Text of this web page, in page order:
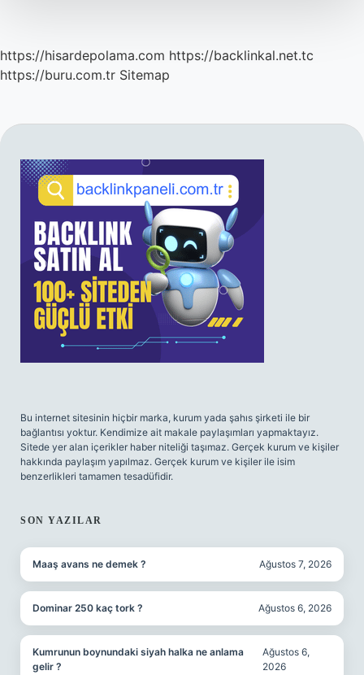
https://hisardepolama.com https://backlinkal.net.tc
https://buru.com.tr Sitemap
SIDEBAR
Bu internet sitesinin hiçbir marka, kurum yada şahıs şirketi ile bir
bağlantısı yoktur. Kendimize ait makale paylaşımları yapmaktayız.
Sitede yer alan içerikler haber niteliği taşımaz. Gerçek kurum ve kişiler
hakkında paylaşım yapılmaz. Gerçek kurum ve kişiler ile isim
benzerlikleri tamamen tesadüfidir.
SON YAZILAR
Maaş avans ne demek ? Ağustos 7, 2026
Dominar 250 kaç tork ? Ağustos 6, 2026
Kumrunun boynundaki siyah halka ne anlama
gelir ?
Ağustos 6,
2026